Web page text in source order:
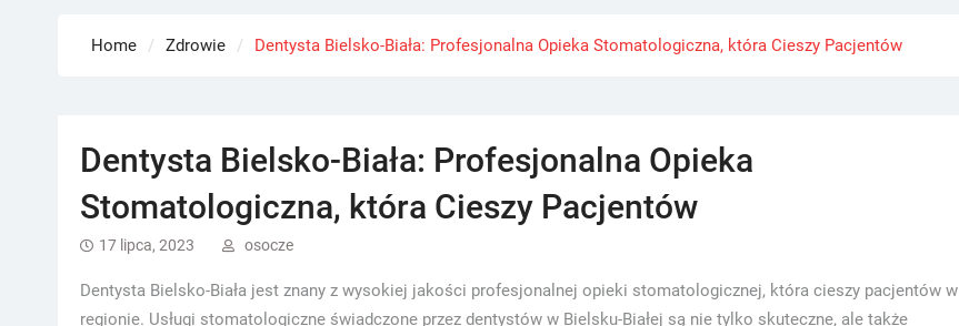
Home Zdrowie Dentysta Bielsko-Biała: Profesjonalna Opieka Stomatologiczna, która Cieszy Pacjentów
Dentysta Bielsko-Biała: Profesjonalna Opieka
Stomatologiczna, która Cieszy Pacjentów
17 lipca, 2023 osocze
Dentysta Bielsko-Biała jest znany z wysokiej jakości profesjonalnej opieki stomatologicznej, która cieszy pacjentów w
regionie. Usługi stomatologiczne świadczone przez dentystów w Bielsku-Białej są nie tylko skuteczne, ale także